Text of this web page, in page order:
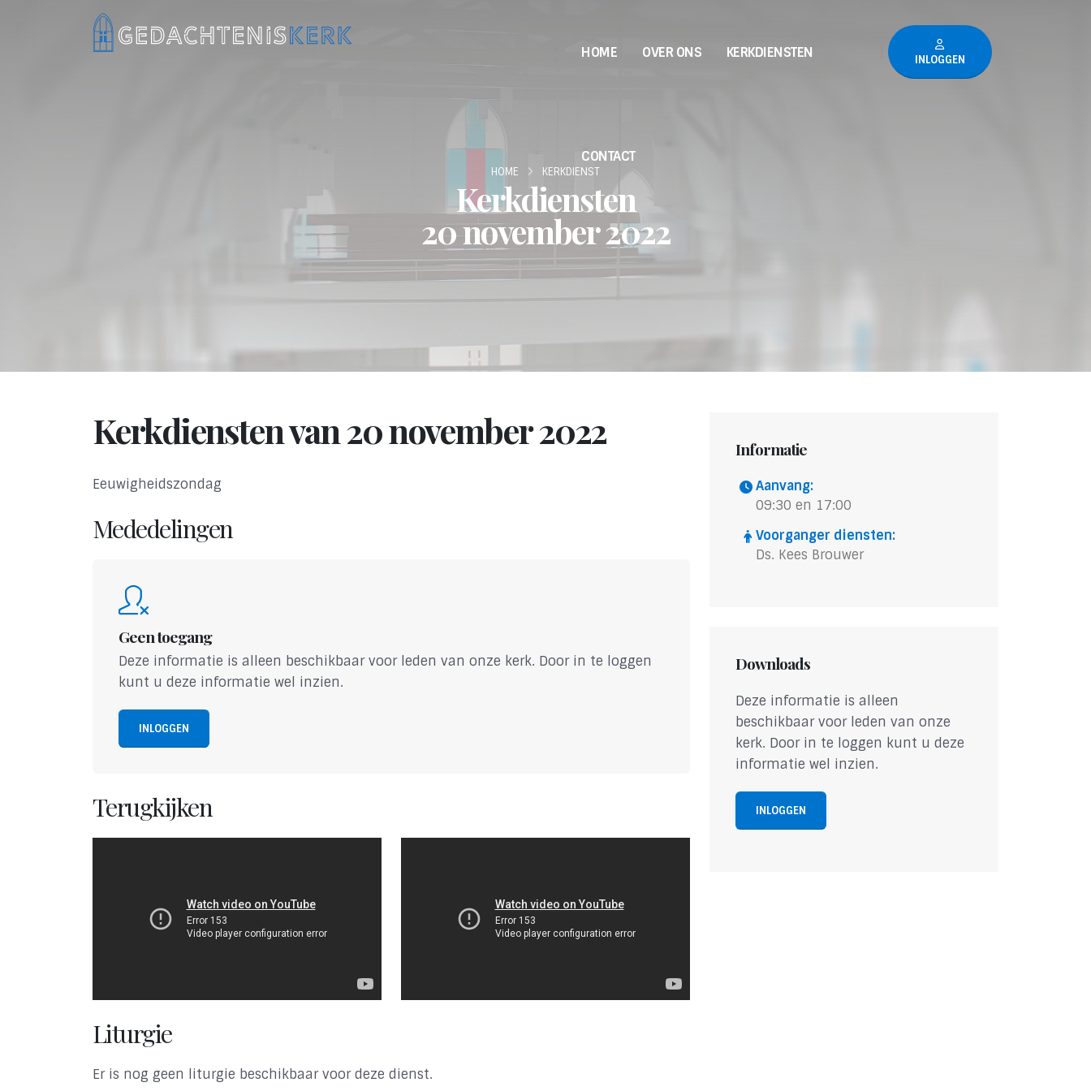
HOME OVER ONS KERKDIENSTEN
CONTACT
INLOGGEN
Kerkdiensten
20 november 2022
HOME KERKDIENST
Kerkdiensten van 20 november 2022
Eeuwigheidszondag
Mededelingen
Geen toegang
Deze informatie is alleen beschikbaar voor leden van onze kerk. Door in te loggen
kunt u deze informatie wel inzien.
INLOGGEN
Terugkijken
Liturgie
Er is nog geen liturgie beschikbaar voor deze dienst.
Informatie
Aanvang:
09:30 en 17:00
Voorganger diensten:
Ds. Kees Brouwer
Downloads
Deze informatie is alleen
beschikbaar voor leden van onze
kerk. Door in te loggen kunt u deze
informatie wel inzien.
INLOGGEN